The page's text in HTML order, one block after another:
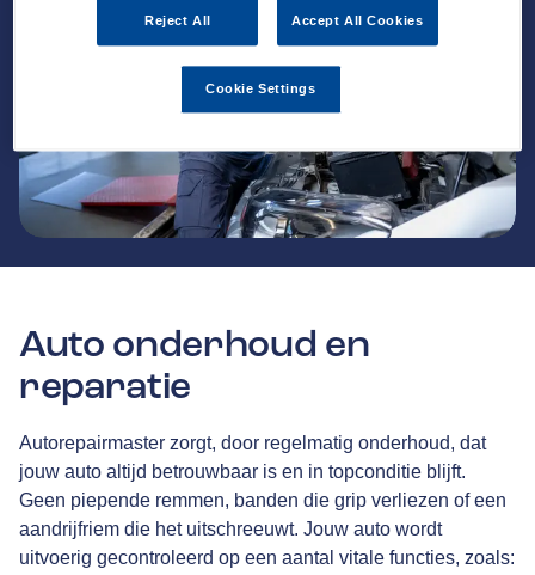
Auto onderhoud en
reparatie
Autorepairmaster zorgt, door regelmatig onderhoud, dat
jouw auto altijd betrouwbaar is en in topconditie blijft.
Geen piepende remmen, banden die grip verliezen of een
aandrijfriem die het uitschreeuwt. Jouw auto wordt
uitvoerig gecontroleerd op een aantal vitale functies, zoals:
Reject All Accept All Cookies
Cookie Settings